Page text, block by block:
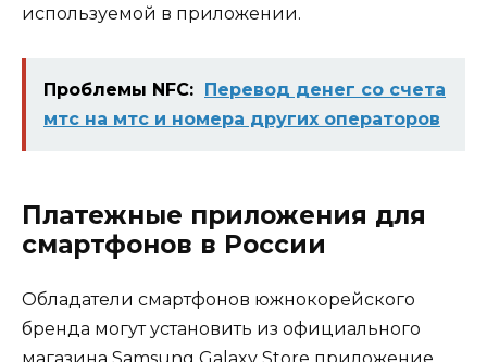
используемой в приложении.
Проблемы NFC:
Перевод денег со счета
мтс на мтс и номера других операторов
Платежные приложения для
смартфонов в России
Обладатели смартфонов южнокорейского
бренда могут установить из официального